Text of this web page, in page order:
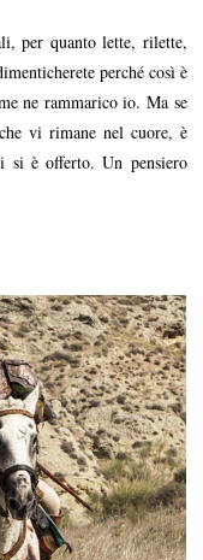
per quanto lette, rilette,
perché così è
ne rammarico io. Ma se
vi rimane nel cuore, è
si è offerto. Un pensiero